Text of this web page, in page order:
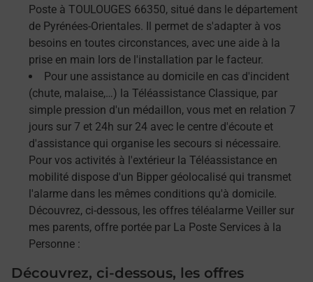
Poste à TOULOUGES 66350, situé dans le département
de Pyrénées-Orientales. Il permet de s'adapter à vos
besoins en toutes circonstances, avec une aide à la
prise en main lors de l'installation par le facteur.
Pour une assistance au domicile en cas d'incident
(chute, malaise,…) la Téléassistance Classique, par
simple pression d'un médaillon, vous met en relation 7
jours sur 7 et 24h sur 24 avec le centre d'écoute et
d'assistance qui organise les secours si nécessaire.
Pour vos activités à l'extérieur la Téléassistance en
mobilité dispose d'un Bipper géolocalisé qui transmet
l'alarme dans les mêmes conditions qu'à domicile.
Découvrez, ci-dessous, les offres téléalarme Veiller sur
mes parents, offre portée par La Poste Services à la
Personne :
Découvrez, ci-dessous, les offres